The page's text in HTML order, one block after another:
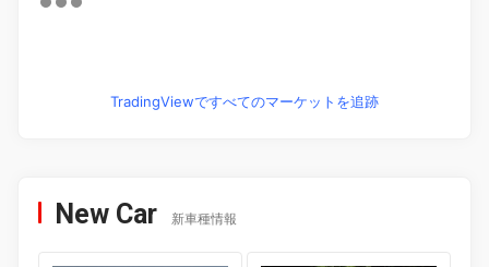
TradingViewですべてのマーケットを追跡
New Car 新車種情報